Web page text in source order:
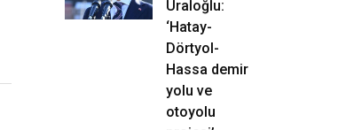
Uraloğlu:
‘Hatay-
Dörtyol-
Hassa demir
yolu ve
otoyolu